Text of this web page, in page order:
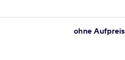
ohne Aufpreis